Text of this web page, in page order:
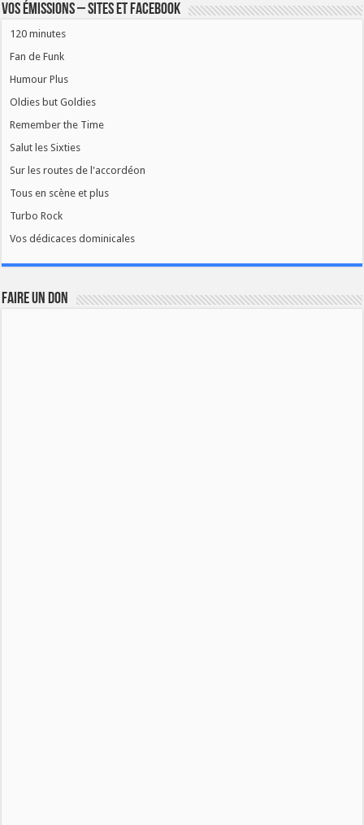
Vos émissions – Sites et Facebook
120 minutes
Fan de Funk
Humour Plus
Oldies but Goldies
Remember the Time
Salut les Sixties
Sur les routes de l'accordéon
Tous en scène et plus
Turbo Rock
Vos dédicaces dominicales
FAIRE UN DON